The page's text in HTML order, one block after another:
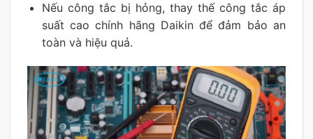
Nếu công tắc bị hỏng, thay thế công tắc áp
suất cao chính hãng Daikin để đảm bảo an
toàn và hiệu quả.